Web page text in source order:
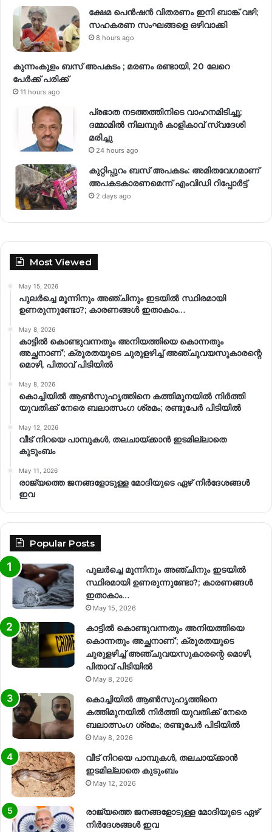
ക്ഷേമ പെൻഷൻ വിതരണം ഇനി ബാങ്ക് വഴി;
സഹകരണ സംഘങ്ങളെ ഒഴിവാക്കി
8 hours ago
കുന്നംകുളം ബസ് അപകടം ; മരണം രണ്ടായി, 20 ലേറെ
പേർക്ക് പരിക്ക്
11 hours ago
പ്രഭാത നടത്തത്തിനിടെ വാഹനമിടിച്ചു;
ദമ്മാമിൽ നിലമ്പുർ കാളികാവ് സ്വദേശി
മരിച്ചു
24 hours ago
കുറ്റിപ്പുറം ബസ് അപകടം: അമിതവേഗമാണ്
അപകടകാരണമെന്ന് എംവിഡി റിപ്പോർട്ട്
2 days ago
Most Viewed
May 15, 2026
പുലർച്ചെ മൂന്നിനും അഞ്ചിനും ഇടയിൽ സ്ഥിരമായി
ഉണരുന്നുണ്ടോ?; കാരണങ്ങള്‍ ഇതാകാം…
May 8, 2026
കാട്ടിൽ കൊണ്ടുവന്നതും അനിയത്തിയെ കൊന്നതും
അച്ഛനാണ്’; ക്രൂരതയുടെ ചുരുളഴിച്ച് അഞ്ചുവയസുകാരന്റെ
മൊഴി, പിതാവ് പിടിയിൽ
May 8, 2026
കൊച്ചിയിൽ ആൺസുഹൃത്തിനെ കത്തിമുനയിൽ നിർത്തി
യുവതിക്ക് നേരെ ബലാത്സംഗ​ ശ്രമം; രണ്ടുപേർ പിടിയിൽ
May 12, 2026
വീട് നിറയെ പാമ്പുകൾ, തലചായ്ക്കാൻ ഇടമില്ലാതെ
കുടുംബം
May 11, 2026
രാജ്യത്തെ ജനങ്ങളോടുള്ള മോദിയുടെ ഏഴ് നിര്‍ദേശങ്ങള്‍
ഇവ
Popular Posts
പുലർച്ചെ മൂന്നിനും അഞ്ചിനും ഇടയിൽ
സ്ഥിരമായി ഉണരുന്നുണ്ടോ?; കാരണങ്ങള്‍
ഇതാകാം…
May 15, 2026
കാട്ടിൽ കൊണ്ടുവന്നതും അനിയത്തിയെ
കൊന്നതും അച്ഛനാണ്’; ക്രൂരതയുടെ
ചുരുളഴിച്ച് അഞ്ചുവയസുകാരന്റെ മൊഴി,
പിതാവ് പിടിയിൽ
May 8, 2026
കൊച്ചിയിൽ ആൺസുഹൃത്തിനെ
കത്തിമുനയിൽ നിർത്തി യുവതിക്ക് നേരെ
ബലാത്സംഗ​ ശ്രമം; രണ്ടുപേർ പിടിയിൽ
May 8, 2026
വീട് നിറയെ പാമ്പുകൾ, തലചായ്ക്കാൻ
ഇടമില്ലാതെ കുടുംബം
May 12, 2026
രാജ്യത്തെ ജനങ്ങളോടുള്ള മോദിയുടെ ഏഴ്
നിര്‍ദേശങ്ങള്‍ ഇവ